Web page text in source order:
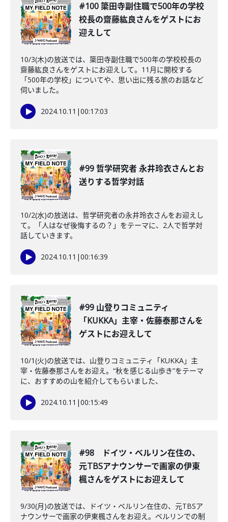
#100 簗田寺副住職で500年の学校
校長の齋藤紘良さんをゲストにお
迎えして
10/3(木)の放送では、簗田寺副住職で500年の学校校長の
齋藤紘良さんをゲストにお迎えして。11月に開校する
「500年の学校」についてや、思い出に残る旅のお話など
伺いました。
2024.10.11 |00:17:03
#99 哲学研究者 永井玲衣さんとお
送りする哲学対話
10/2(水)の放送は、哲学研究者の永井玲衣さんをお迎えし
て。「人はなぜ後悔するの？」をテーマに、2人で哲学対
話していきます。
2024.10.11 |00:16:39
#99 山登りコミュニティ
「KUKKA」主宰・佐藤泰那さんを
ゲストにお迎えして
10/1(火)の放送では、山登りコミュニティ「KUKKA」主
宰・佐藤泰那さんをお迎え。“秋を感じる山歩き”をテーマ
に、おすすめの山を紹介してもらいました、
2024.10.11 |00:15:49
#98 ドイツ・ベルリン在住の、
元TBSアナウンサーで画家の伊東
楓さんをゲストにお迎えして
9/30(月)の放送では、ドイツ・ベルリン在住の、元TBSア
ナウンサーで画家の伊東楓さんをお迎え。ベルリンでの制